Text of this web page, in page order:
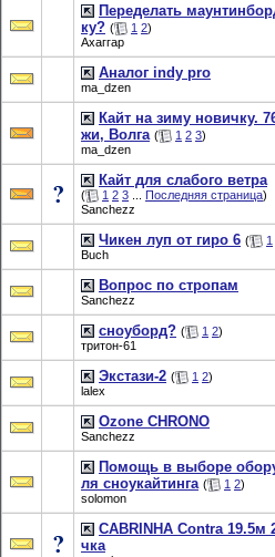
Переделать
ку? ( 1 2)
Ахаггар
Аналог indy pro
ma_dzen
Кайт на зиму новичку.
жи, Волга ( 1 2 3)
ma_dzen
Кайт для слабого ветра
( 1 2 3 Последняя страница)
Sanchezz
Чикен луп от гиро 6 ( 1
Buch
Вопрос по стропам
Sanchezz
сноуборд? ( 1 2)
тритон-61
Экстази-2 ( 1 2)
lalex
Ozone CHRONO
Sanchezz
Помощь в выборе
ля сноукайтинга ( 1 2)
solomon
CABRINHA Contra 19.5м
чка